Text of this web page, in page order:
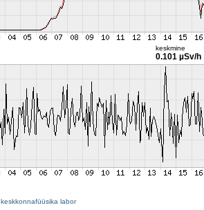
keskmine
0.101 µSv/h
keskkonnafüüsika labor